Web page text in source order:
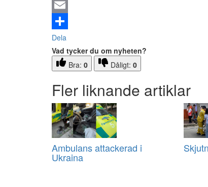
Email
Dela
Vad tycker du om nyheten?
Bra: 0 Dåligt: 0
Fler liknande artiklar
Ambulans attackerad i
Ukraina